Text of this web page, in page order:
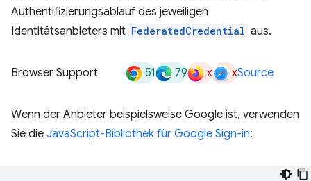
Authentifizierungsablauf des jeweiligen
Identitätsanbieters mit FederatedCredential aus.
Browser Support 51 79 x xSource
Wenn der Anbieter beispielsweise Google ist, verwenden
Sie die JavaScript-Bibliothek für Google Sign-in: